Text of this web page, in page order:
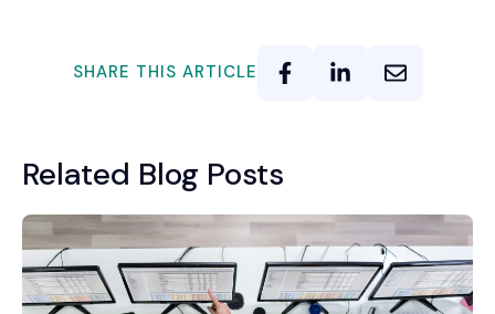
SHARE THIS ARTICLE
Related Blog Posts